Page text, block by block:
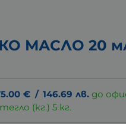
МАСЛО 20
€ / 146.69 лв. до
(кг.) 5 кг.